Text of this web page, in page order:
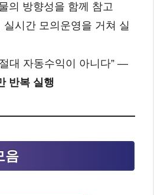
의 방향성을 함께 참고
실시간 모의운영을 거쳐 실
대 자동수익이 아니다” —
반복 실행
음